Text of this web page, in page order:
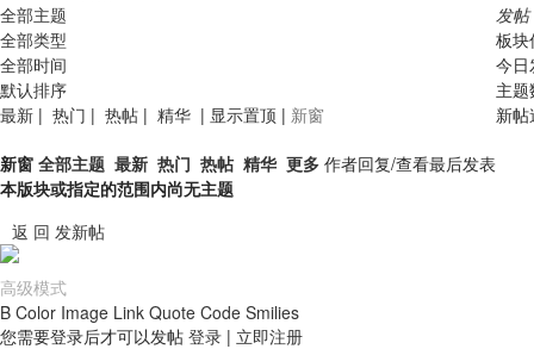
全部主题
全部类型
全部时间
默认排序
最新 | 热门 | 热帖 | 精华 | 显示置顶 | 新窗
新窗 全部主题 最新 热门 热帖 精华 更多 作者回复/查看最后发表
本版块或指定的范围内尚无主题
返 回 发新帖
发帖
板块
今
主
新
高级模式
B Color Image Link Quote Code Smilies
您需要登录后才可以发帖 登录 | 立即注册